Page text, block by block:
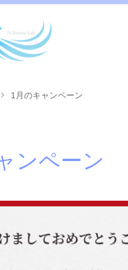
1月のキャンペーン
ンペーン